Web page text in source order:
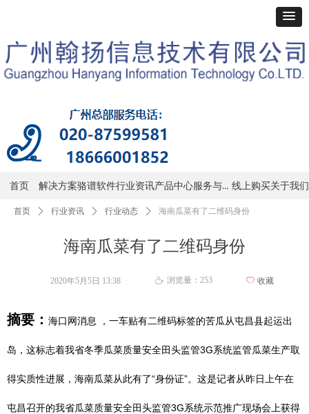
首页 解决方案骆谱软件行业资讯产品中心 服务与支持 线上购买关于我们
海南瓜菜有了二维码身份
首页 ꄲ 行业资讯 ꄲ 行业动态 ꄲ 海南瓜菜有了二维码身份
摘要： 海口网消息 ，一车贴有二维码标签的苦瓜从屯昌县起运出
岛，这标志着我省冬季瓜菜质量安全田头监管3G系统监管瓜菜生产取
得实质性进展，海南瓜菜从此有了“身份证”。这是记者从昨日上午在
屯昌召开的我省瓜菜质量安全田头监管3G系统示范推广现场会上获得
2020年5月5日 13:38 ꄘ 浏览量： 253 ꄀ 收藏